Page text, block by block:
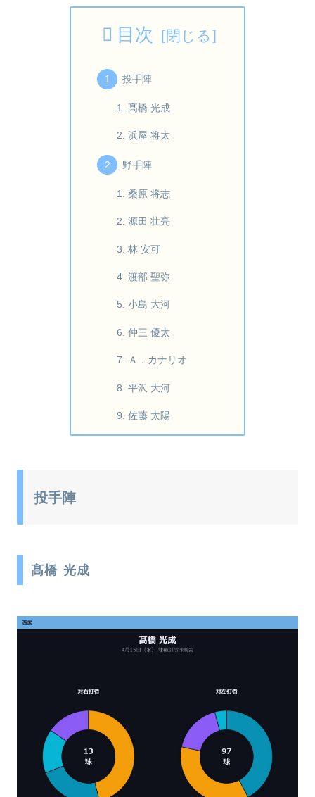
目次
投手陣
髙橋 光成
浜屋 将太
野手陣
桑原 将志
源田 壮亮
林 安可
渡部 聖弥
小島 大河
仲三 優太
Ａ．カナリオ
平沢 大河
佐藤 太陽
投手陣
髙橋 光成